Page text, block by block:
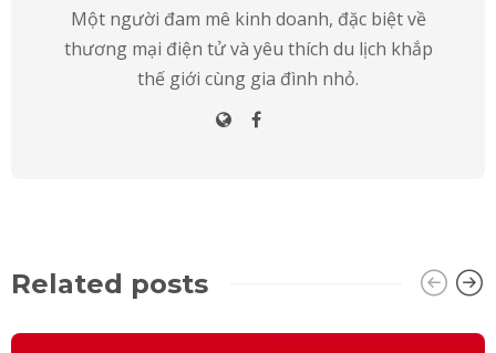
Một người đam mê kinh doanh, đặc biệt về
thương mại điện tử và yêu thích du lịch khắp
thế giới cùng gia đình nhỏ.
Related posts